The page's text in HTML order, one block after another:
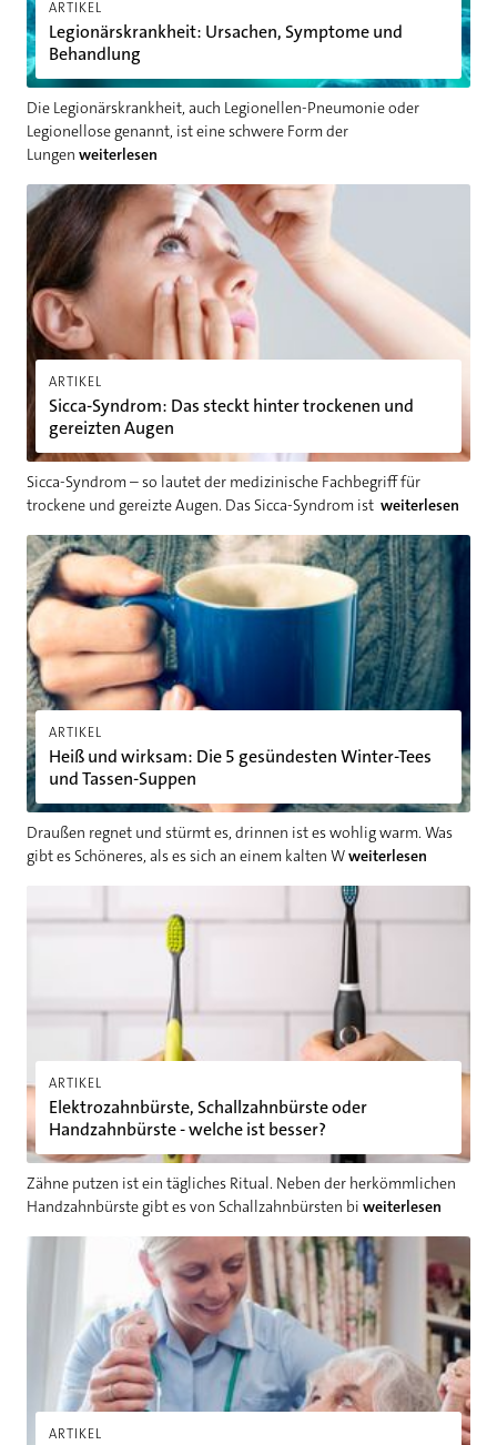
ARTIKEL
Legionärskrankheit: Ursachen, Symptome und
Behandlung
Die Legionärskrankheit, auch Legionellen-Pneumonie oder
Legionellose genannt, ist eine schwere Form der
Lungen weiterlesen
ARTIKEL
Sicca-Syndrom: Das steckt hinter trockenen und
gereizten Augen
Sicca-Syndrom – so lautet der medizinische Fachbegriff für
trockene und gereizte Augen. Das Sicca-Syndrom ist weiterlesen
Sicca-Syndrom: Das steckt hinter trockenen und gereizten
ARTIKEL
Heiß und wirksam: Die 5 gesündesten Winter-Tees
und Tassen-Suppen
Draußen regnet und stürmt es, drinnen ist es wohlig warm. Was
gibt es Schöneres, als es sich an einem kalten Wweiterlesen
Heiß und wirksam: Die 5 gesündesten Winter-Tees und
ARTIKEL
Elektrozahnbürste, Schallzahnbürste oder
Handzahnbürste - welche ist besser?
Zähne putzen ist ein tägliches Ritual. Neben der herkömmlichen
Handzahnbürste gibt es von Schallzahnbürsten bi weiterlesen
Elektrozahnbürste, Schallzahnbürste oder Handzahnbürste -
ARTIKEL
Plötzlich Pflegefall: 5 Akut-Tipps für pflegende Angehörige